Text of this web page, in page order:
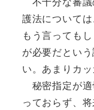
護法について
もう言っても
が必要だとい
い。あまりカ
秘密指定が適
っておらず、